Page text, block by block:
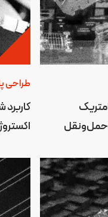
حمل‌ونقل
طراحی